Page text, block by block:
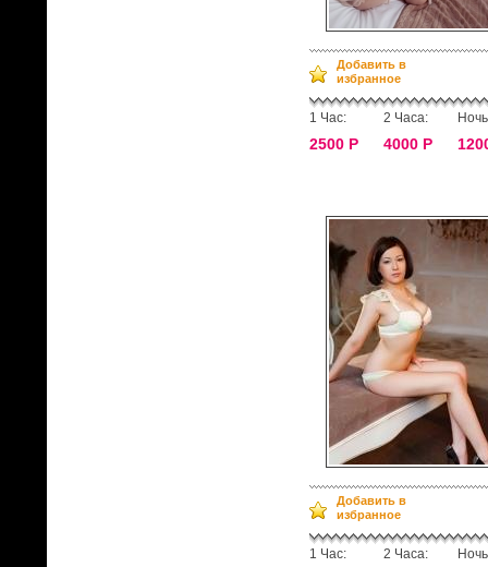
Добавить в
избранное
1 Час:
2500 Р
2 Часа:
4000 Р
Добавить в
избранное
1 Час: 2 Часа: